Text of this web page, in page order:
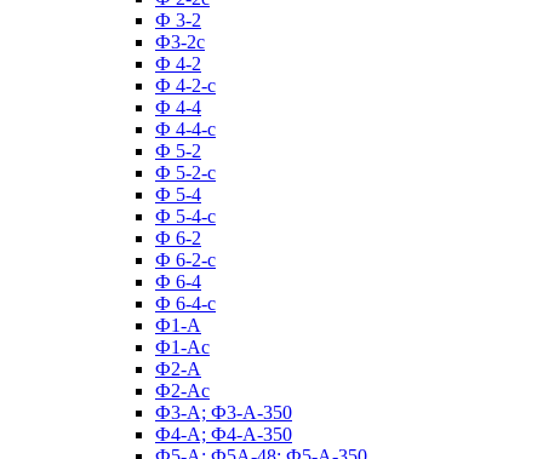
Ф 3-2
Ф3-2с
Ф 4-2
Ф 4-2-с
Ф 4-4
Ф 4-4-с
Ф 5-2
Ф 5-2-с
Ф 5-4
Ф 5-4-с
Ф 6-2
Ф 6-2-с
Ф 6-4
Ф 6-4-с
Ф1-А
Ф1-Ас
Ф2-А
Ф2-Ас
Ф3-А; Ф3-А-350
Ф4-А; Ф4-А-350